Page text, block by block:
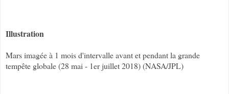
Illustration
Mars imagée à 1 mois d'intervalle avant et pendant la grande
tempête globale (28 mai - 1er juillet 2018) (NASA/JPL)